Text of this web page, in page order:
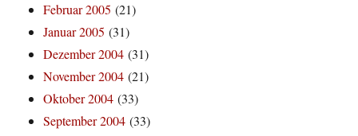
Februar 2005 (21)
Januar 2005 (31)
Dezember 2004 (31)
November 2004 (21)
Oktober 2004 (33)
September 2004 (33)